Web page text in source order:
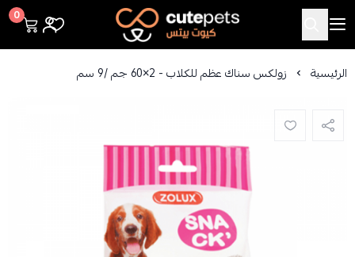
Cutepets
0
الرئيسية زولكس سناك عظم للكلاب - 2×60 جم /​​9 سم